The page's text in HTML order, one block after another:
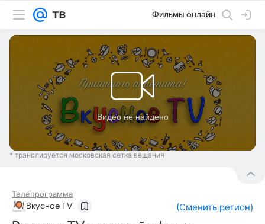
Фильмы онлайн
* транслируется московская сетка вещания
Телепрограмма
Вкусное TV (Сменить регион)